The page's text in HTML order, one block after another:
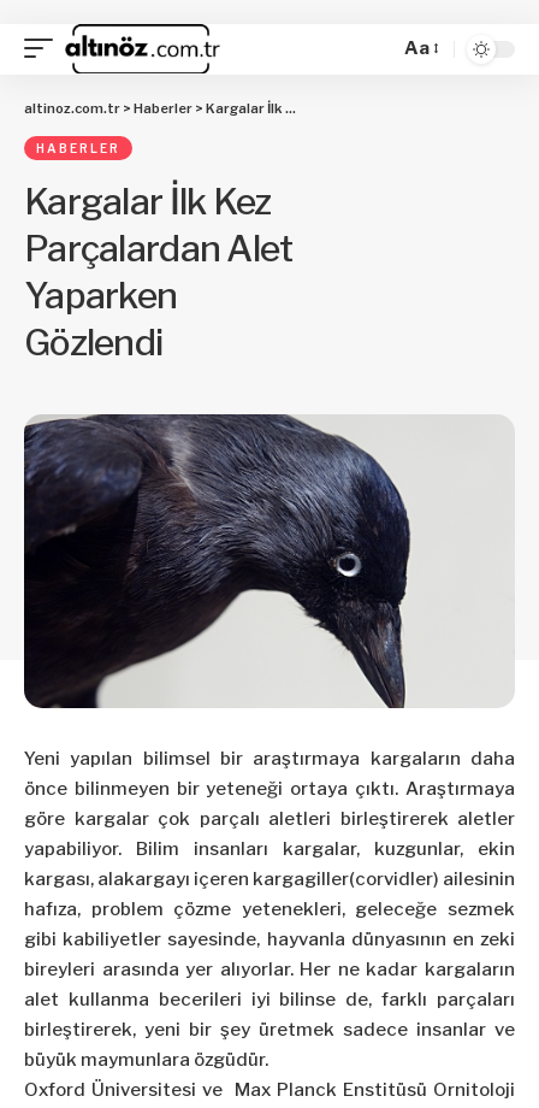
Aa
altinoz.com.tr > Haberler > Kargalar İlk Kez Parçalardan Alet Yaparken Gözlendi
HABERLER
Kargalar İlk Kez
Parçalardan Alet
Yaparken
Gözlendi
Yeni yapılan bilimsel bir araştırmaya kargaların daha
önce bilinmeyen bir yeteneği ortaya çıktı. Araştırmaya
göre kargalar çok parçalı aletleri birleştirerek aletler
yapabiliyor. Bilim insanları kargalar, kuzgunlar, ekin
kargası, alakargayı içeren kargagiller(corvidler) ailesinin
hafıza, problem çözme yetenekleri, geleceğe sezmek
gibi kabiliyetler sayesinde, hayvanla dünyasının en zeki
bireyleri arasında yer alıyorlar. Her ne kadar kargaların
alet kullanma becerileri iyi bilinse de, farklı parçaları
birleştirerek, yeni bir şey üretmek sadece insanlar ve
büyük maymunlara özgüdür.
Oxford Üniversitesi ve Max Planck Enstitüsü Ornitoloji